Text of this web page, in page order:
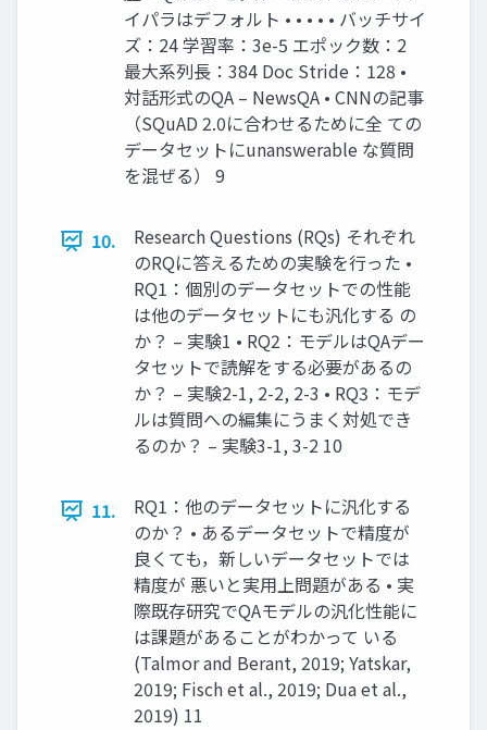
イパラはデフォルト • • • • • バッチサイ
ズ：24 学習率：3e-5 エポック数：2
最大系列長：384 Doc Stride：128 •
対話形式のQA – NewsQA • CNNの記事
（SQuAD 2.0に合わせるために全 ての
データセットにunanswerable な質問
を混ぜる） 9
10.
Research Questions (RQs) それぞれ
のRQに答えるための実験を行った •
RQ1：個別のデータセットでの性能
は他のデータセットにも汎化する の
か？ – 実験1 • RQ2：モデルはQAデー
タセットで読解をする必要があるの
か？ – 実験2-1, 2-2, 2-3 • RQ3：モデ
ルは質問への編集にうまく対処でき
るのか？ – 実験3-1, 3-2 10
11.
RQ1：他のデータセットに汎化する
のか？ • あるデータセットで精度が
良くても，新しいデータセットでは
精度が 悪いと実用上問題がある • 実
際既存研究でQAモデルの汎化性能に
は課題があることがわかって いる
(Talmor and Berant, 2019; Yatskar,
2019; Fisch et al., 2019; Dua et al.,
2019) 11